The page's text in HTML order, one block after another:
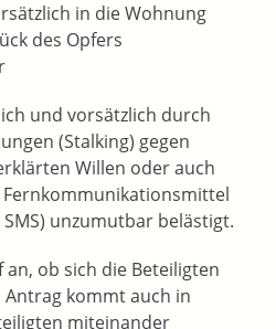
in die Wohnung
des Opfers
und vorsätzlich durch
(Stalking) gegen
Willen oder auch
unzumutbar belästigt.
ob sich die Beteiligten
kommt auch in
miteinander